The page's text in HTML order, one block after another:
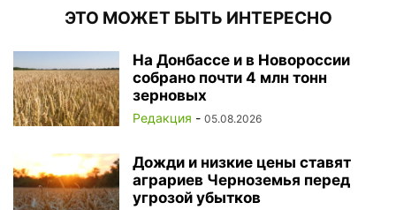
ЭТО МОЖЕТ БЫТЬ ИНТЕРЕСНО
На Донбассе и в Новороссии
собрано почти 4 млн тонн
зерновых
Редакция - 05.08.2026
Дожди и низкие цены ставят
аграриев Черноземья перед
угрозой убытков